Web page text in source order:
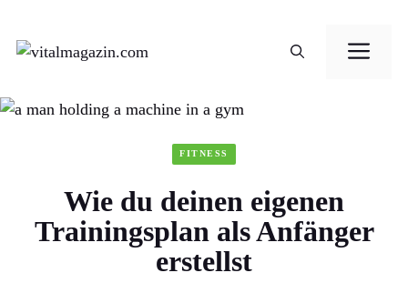
Zum
Inhalt
FITNESS
Wie du deinen eigenen
Trainingsplan als Anfänger
erstellst